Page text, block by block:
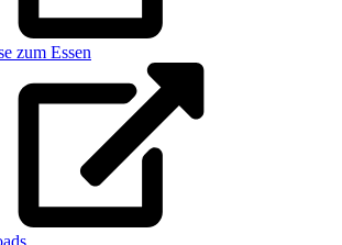
zum Essen